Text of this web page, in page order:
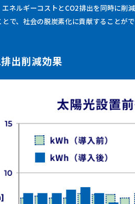
エネルギーコストとCO2排出を同時に削
で、社会の脱炭素化に貢献することがで
出削減効果